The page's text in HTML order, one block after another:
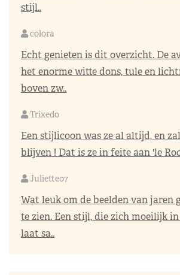
stijl..
colora
Echt genieten is dit overzicht. De
het enorme witte dons, tule en
boven zw..
Trixedo
Een stijlicoon was ze al altijd, en
blijven ! Dat is ze in feite aan 'le
Juliette07
Wat leuk om de beelden van jaren
te zien. Een stijl, die zich moeilijk
laat sa..